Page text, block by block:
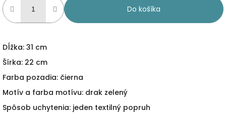
Do košíka
Dĺžka: 31 cm
Šírka: 22 cm
Farba pozadia: čierna
Motív a farba motívu: drak zelený
Spôsob uchytenia: jeden textilný popruh